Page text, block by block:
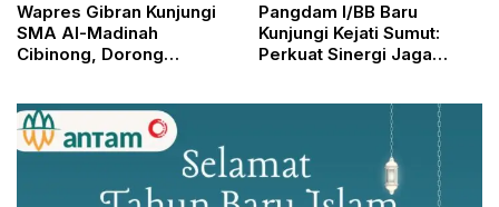
Wapres Gibran Kunjungi
SMA Al-Madinah
Cibinong, Dorong
Pangdam I/BB Baru
Kunjungi Kejati Sumut:
Perkuat Sinergi Jaga